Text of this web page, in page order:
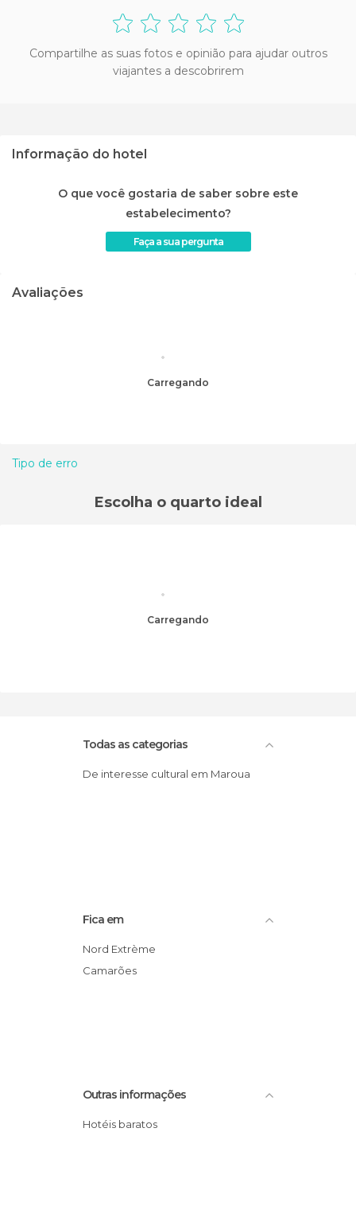
Compartilhe as suas fotos e opinião para ajudar outros
viajantes a descobrirem
Informação do hotel
O que você gostaria de saber sobre este
estabelecimento?
Faça a sua pergunta
Avaliações
Carregando
Tipo de erro
Escolha o quarto ideal
Carregando
Todas as categorias
De interesse cultural em Maroua
Fica em
Nord Extrème
Camarões
Outras informações
Hotéis baratos